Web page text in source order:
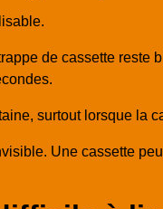
de cassette reste
surtout lorsque la
Une cassette